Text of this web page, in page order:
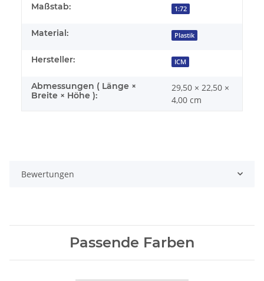
Maßstab: 1:72
Material: Plastik
Hersteller: ICM
Abmessungen ( Länge ×
Breite × Höhe ):
29,50 × 22,50 ×
4,00 cm
Bewertungen
Passende Farben